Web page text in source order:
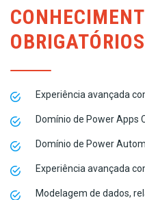
OBRIGATÓRIOS
Experiência avançada
Domínio de Power Apps
Domínio de Power
Experiência avançada
Modelagem de dados,